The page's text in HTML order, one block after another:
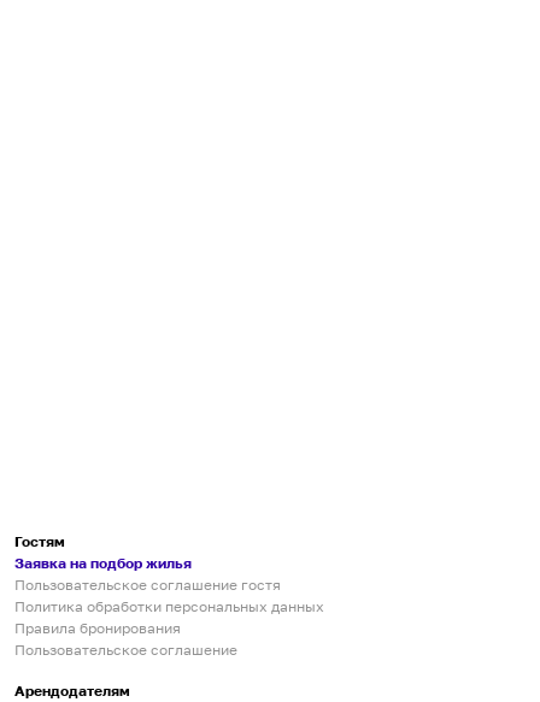
Гостям
Заявка на подбор жилья
Пользовательское соглашение гостя
Политика обработки персональных данных
Правила бронирования
Пользовательское соглашение
Арендодателям